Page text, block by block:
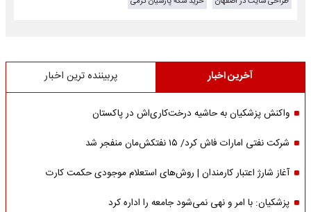
آخرین اخبار پربیننده ترین اخبار
واکنش پزشکیان به حاشیه درخت‌کاری‌اش در پاکستان
شرکت نفتی امارات فاش کرد/ ۱۵ نفتکش‌مان منفجر شد
آغاز شارژ اعتبار کارمندان | روش‌های استعلام موجودی حکمت کارت
پزشکیان: با امر و نهی نمی‌شود جامعه را اداره کرد